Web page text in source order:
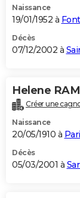
Naissance
19/01/1952 à
Décès
07/12/2002 à
Helene
Créer une
Naissance
20/05/1910 à
Décès
05/03/2001 à